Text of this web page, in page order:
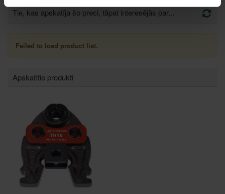
Tie, kas apskatīja šo preci, tāpat interesējās par...
Failed to load product list.
Apskatītie produkti